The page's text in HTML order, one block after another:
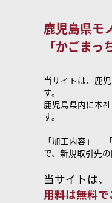
鹿児島県モ
「かごまっ
当サイトは、鹿
す。
鹿児島県内に本
す。
「加工内容」
で、新規取引先
当サイトは
用料は無料で